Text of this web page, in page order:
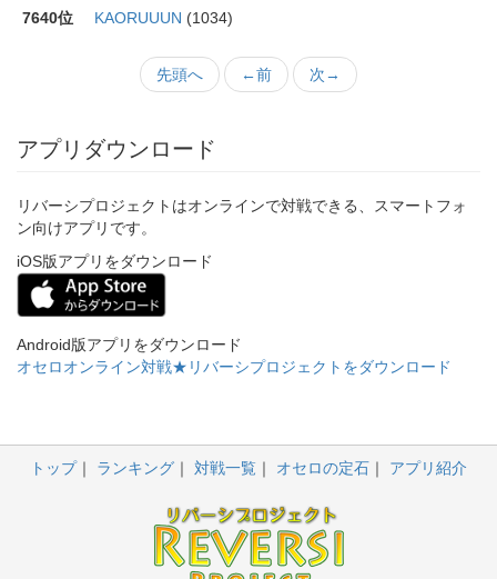
7640位
KAORUUUN (1034)
先頭へ ←前 次→
アプリダウンロード
リバーシプロジェクトはオンラインで対戦できる、スマートフォ
ン向けアプリです。
iOS版アプリをダウンロード
Android版アプリをダウンロード
オセロオンライン対戦★リバーシプロジェクトをダウンロード
トップ ランキング 対戦一覧 オセロの定石 アプリ紹介